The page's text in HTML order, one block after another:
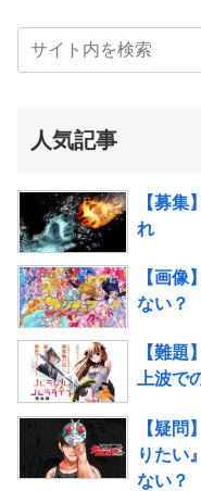
人気記事
【募集
れ
【画像
ない？
【難題
上波で
【疑問
りたい
ない？